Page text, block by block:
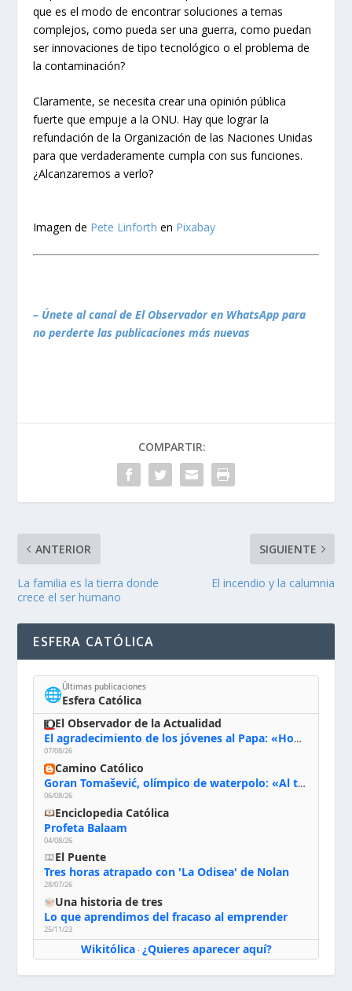
que es el modo de encontrar soluciones a temas
complejos, como pueda ser una guerra, como puedan
ser innovaciones de tipo tecnológico o el problema de
la contaminación?
Claramente, se necesita crear una opinión pública
fuerte que empuje a la ONU. Hay que lograr la
refundación de la Organización de las Naciones Unidas
para que verdaderamente cumpla con sus funciones.
¿Alcanzaremos a verlo?
Imagen de Pete Linforth en Pixabay
– Únete al canal de El Observador en WhatsApp para
no perderte las publicaciones más nuevas
COMPARTIR:
ANTERIOR
La familia es la tierra donde
crece el ser humano
SIGUIENTE
El incendio y la calumnia
ESFERA CATÓLICA
🌐Últimas publicaciones
Esfera Católica
El Observador de la Actualidad
El agradecimiento de los jóvenes al Papa: «Hoy nos sentimos Iglesia»
07/08/26
Camino Católico
Goran Tomašević, olímpico de waterpolo: «Al terminar el Camino de Santiago entregué mi vida a Cristo; hablé con Dios y le dije: ‘Estoy listo; estoy a tu servicio. Puedo llevar lo que sea necesario para ti’»
06/08/26
Enciclopedia Católica
Profeta Balaam
04/08/26
El Puente
Tres horas atrapado con 'La Odisea' de Nolan
28/07/26
Una historia de tres
Lo que aprendimos del fracaso al emprender
25/11/23
Wikitólica· ¿Quieres aparecer aquí?